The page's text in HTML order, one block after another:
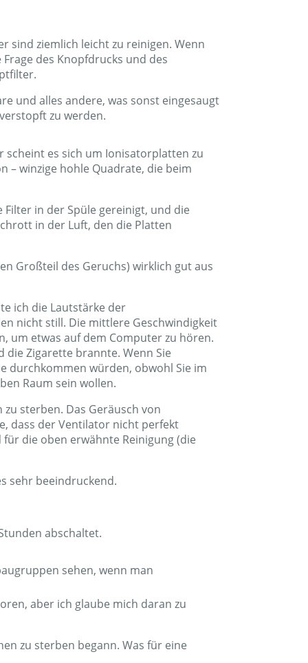
sind ziemlich leicht zu reinigen. Wenn
des Knopfdrucks und des
und alles andere, was sonst eingesaugt
zu werden.
scheint es sich um Ionisatorplatten zu
winzige hohle Quadrate, die beim
in der Spüle gereinigt, und die
in der Luft, den die Platten
Großteil des Geruchs) wirklich gut aus
ich die Lautstärke der
nicht still. Die mittlere Geschwindigkeit
etwas auf dem Computer zu hören.
Zigarette brannte. Wenn Sie
würden, obwohl Sie im
Raum sein wollen.
zu sterben. Das Geräusch von
dass der Ventilator nicht perfekt